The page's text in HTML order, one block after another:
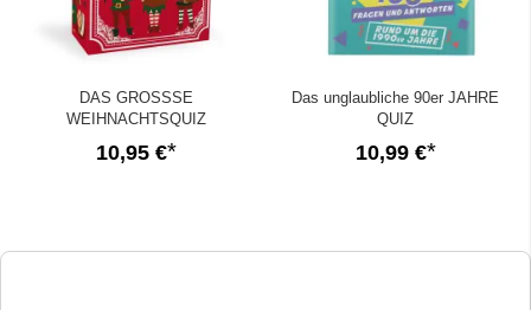
DAS GROSSSE
WEIHNACHTSQUIZ
10,95 €
Das unglaubliche 90er JAHRE
QUIZ
10,99 €